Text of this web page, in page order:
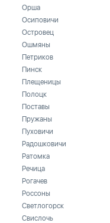
Орша
Осиповичи
Островец
Ошмяны
Петриков
Пинск
Плещеницы
Полоцк
Поставы
Пружаны
Пуховичи
Радошковичи
Ратомка
Речица
Рогачев
Россоны
Светлогорск
Свислочь